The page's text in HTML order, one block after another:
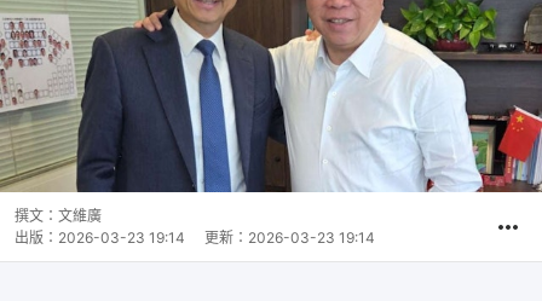
撰文： 文維廣
出版： 2026-03-23 19:14 更新： 2026-03-23 19:14